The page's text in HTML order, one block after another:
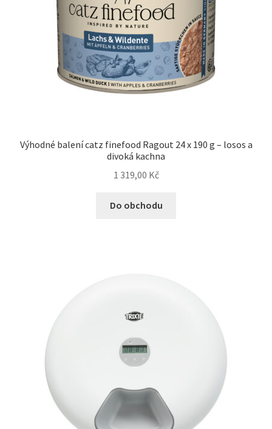
Výhodné balení catz finefood Ragout 24 x 190 g – losos a
divoká kachna
1 319,00 Kč
Do obchodu